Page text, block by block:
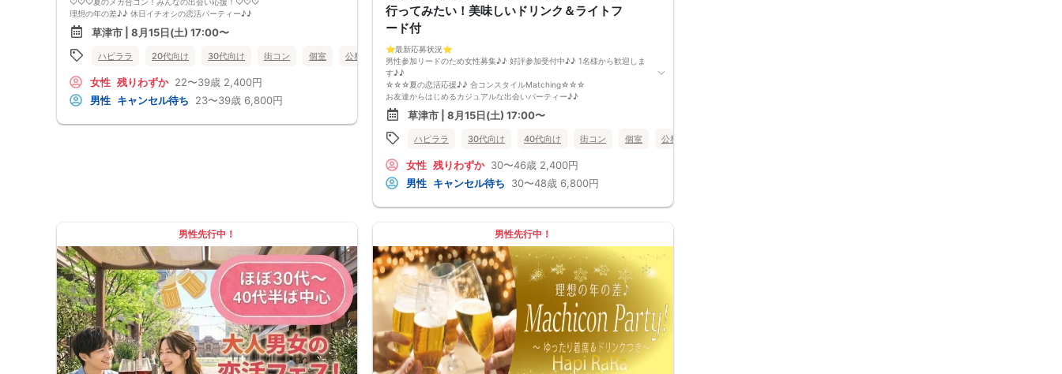
規定のキャンセルポリシーが適用されます。ご確認の上、お申込み願いま
す。
男女調整・お席の確保等を行っております運営都合上、ご理解をお願いし
最少催行人数2対2～
中止タイミング 2時間前迄にご連絡します。
※直前キャンセルが発生した場合にはその限りではありません。
本イベントは貴重な同世代との出会いの場です。
イベント当日、イベントの進行をスムーズにする為、スタッフの指示に従
お席の確保等を行っております運営都合上、ご理解をお願いします。
最少催行人数2対2～
ただし当日欠席による人数減少は不可抗力のため返金は行いません。
本イベントは貴重な同世代との出会いの場です。
上記同意了承の上お申し込みいただいたとみなします。
イベント当日、イベントの進行をスムーズにする為、スタッフの指示に従
ってください。
理想の年の差♪♪ 休日イチオシの恋活パーティー♪♪
ハピララ主催♪♪ 各地で楽しいイベント開催中！
今回はほぼ20代30代の恋活イベント♪♪
社会人男性と恋を見つけたい女性が集まる♡
個性いろいろ♪人柄いろいろ♪業界いろいろ♪カラフルパティー♪
雰囲気の良いお店が素敵な異性との出会いを後押し♪♪
そろそろ・・・恋がしてみたい♪♪
素敵なお相手とカフェやランチデートから行ってみたい♡
※お申し込み後、即時でお客様のお席を確保しています♪
規定のキャンセルポリシーが適用されます。ご確認の上、お申込み願いま
す。
男女調整・お席の確保等を行っております運営都合上、ご理解をお願いし
ます。
【会場での受付】
10分前より受付♪
【ご参加規約】
開催中のマスク着用は任意とさせていただきます。
ドリンクメニュー・フード類については店舗により若干変更する場合があ
ります。
※お申し込み後、即時でお客様のお席を確保しています。
草津市 | 8月15日(土) 17:00〜
ハピララ 20代向け 30代向け 街コン 個室 公務員 食事あり 滋賀県 草津市
女性 残りわずか 22〜39歳 2,400円
男性 キャンセル待ち 23〜39歳 6,800円
行ってみたい！美味しいドリンク＆ライトフ
ード付
⭐️最新応募状況⭐️
男性参加リードのため女性募集♪♪ 好評参加受付中♪♪ 1名様から歓迎しま
す♪♪
☆☆☆夏の恋活応援♪♪ 合コンスタイルMatching☆☆☆
お友達からはじめるカジュアルな出会いパーティー♪♪
今回のイベントはほぼ30代～40代半ば中心！
「まずは気軽に友達として仲良くなりたい♪♪」
「気になる方とカフェやランチデートに行ってみたい♪♪」
「良きパートナーを見つけたい♪♪」
なにか懐かしいこのコンパの雰囲気・・・！
皆さんでお話するのはきっと楽しいはず！
「ちょうどいい距離感」から始めませんか？
ゆったり着席スタイル♪♪
美味しいドリンクをサービス♡（ソフトドリンク・ノンアルカクテル・カ
クテル・ビール等♪♪）
連絡先交換自由♪♪ 次に繋がりやすい♪♪
【お支払い方法】
当日現金払い♪
楽々♪クレジット払い♪
＜申込画面でいずれかを選択ください＞
※お申し込み後、即時でお客様のお席を確保しています♪
規定のキャンセルポリシーが適用されます。ご確認の上、お申込み願いま
す。
草津市 | 8月15日(土) 17:00〜
ハピララ 30代向け 40代向け 街コン 個室 公務員
女性 残りわずか 30〜46歳 2,400円
男性 キャンセル待ち 30〜48歳 6,800円
男性先行中！ 男性先行中！